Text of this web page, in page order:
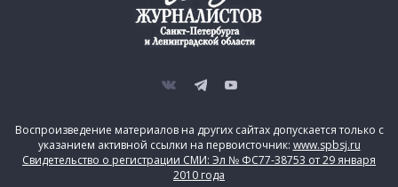
Воспроизведение материалов на других сайтах допускается только с
указанием активной ссылки на первоисточник: www.spbsj.ru
Свидетельство о регистрации СМИ: Эл № ФС77-38753 от 29 января
2010 года